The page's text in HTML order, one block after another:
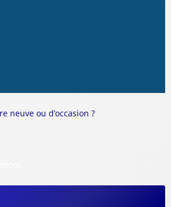
neuve ou d’occasion ?